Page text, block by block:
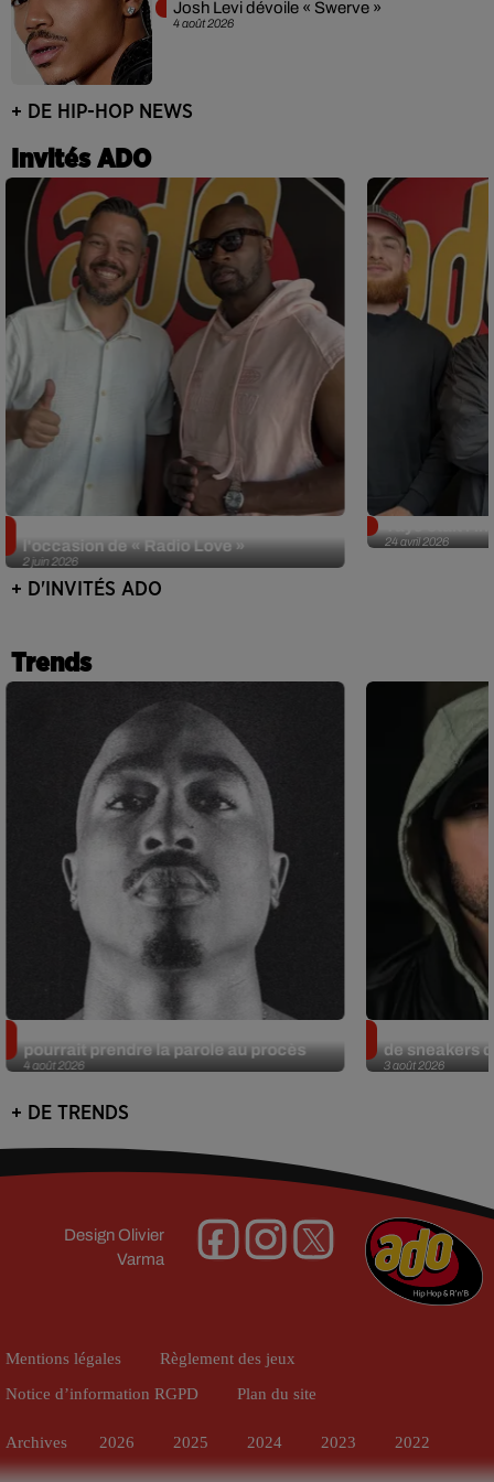
4 août 2026
Josh Levi dévoile « Swerve »
+ DE HIP-HOP NEWS
Invités ADO
2 juin 2026
l'occasion de « Radio Love »
24 avril 2026
+ D'INVITÉS ADO
Trends
4 août 2026
pourrait prendre la parole au procès
3 août 2026
de sneakers
+ DE TRENDS
Design Olivier
Varma
Mentions légales
Règlement des jeux
Notice d’information RGPD
Plan du site
Archives 2026 2025 2024 2023 2022